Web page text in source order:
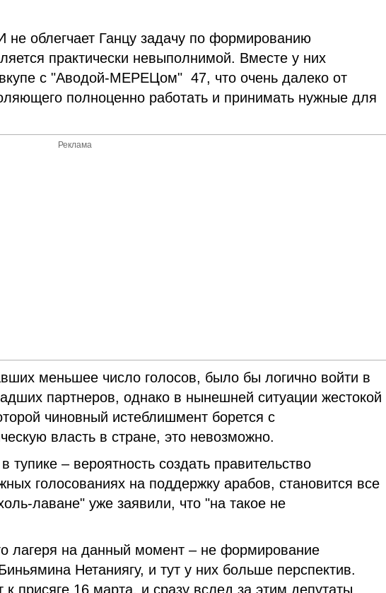
облегчает Ганцу задачу по формированию
практически невыполнимой. Вместе у них
с "Аводой-МЕРЕЦом" 47, что очень далеко от
полноценно работать и принимать нужные для
Реклама
меньшее число голосов, было бы логично войти в
партнеров, однако в нынешней ситуации жестокой
чиновный истеблишмент борется с
власть в стране, это невозможно.
– вероятность создать правительство
голосованиях на поддержку арабов, становится все
лаване" уже заявили, что "на такое не
лагеря на данный момент – не формирование
Нетаниягу, и тут у них больше перспектив.
присяге 16 марта, и сразу вслед за этим депутаты